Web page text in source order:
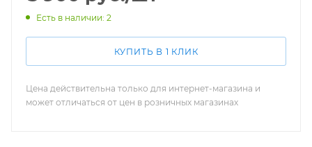
Есть в наличии: 2
КУПИТЬ В 1 КЛИК
Цена действительна только для интернет-магазина и
может отличаться от цен в розничных магазинах